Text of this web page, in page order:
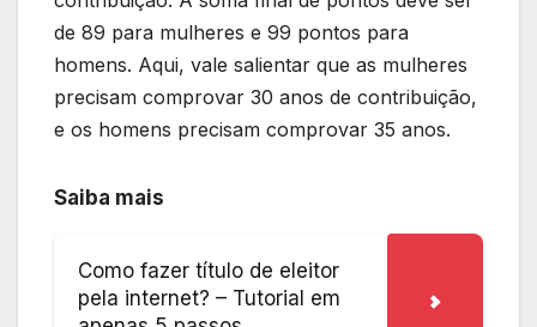
de 89 para mulheres e 99 pontos para
homens. Aqui, vale salientar que as mulheres
precisam comprovar 30 anos de contribuição,
e os homens precisam comprovar 35 anos.
Saiba mais
Como fazer título de eleitor
pela internet? – Tutorial em